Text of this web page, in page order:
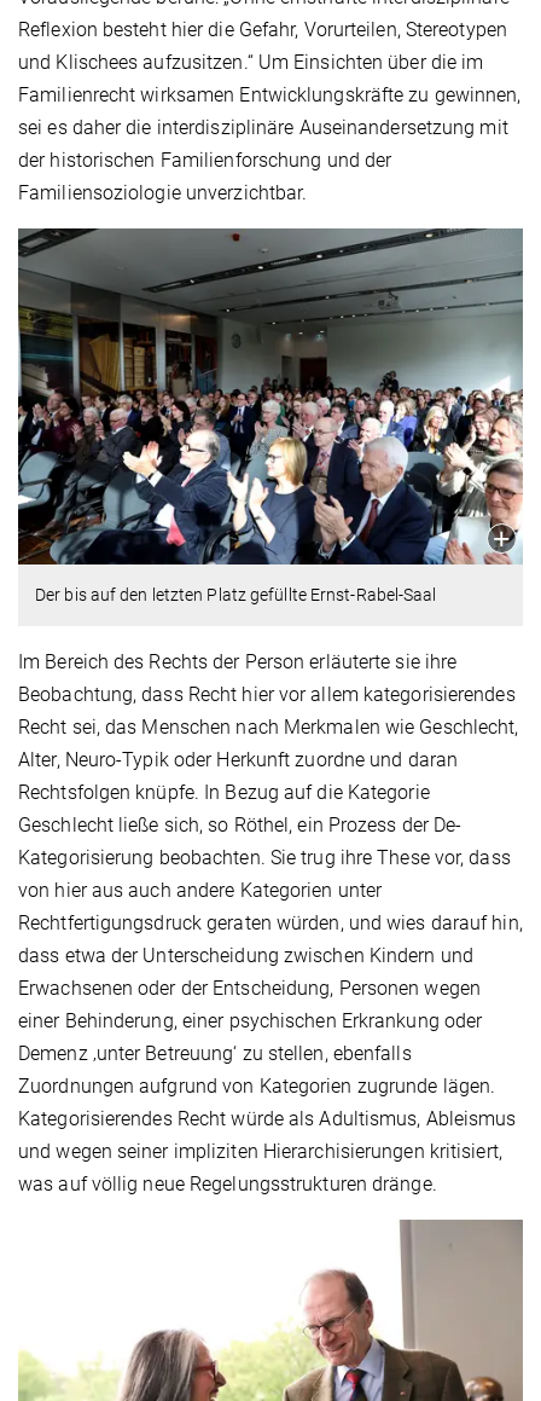
Reflexion besteht hier die Gefahr, Vorurteilen, Stereotypen
und Klischees aufzusitzen.“ Um Einsichten über die im
Familienrecht wirksamen Entwicklungskräfte zu gewinnen,
sei es daher die interdisziplinäre Auseinandersetzung mit
der historischen Familienforschung und der
Familiensoziologie unverzichtbar.
Der bis auf den letzten Platz gefüllte Ernst-Rabel-Saal
Im Bereich des Rechts der Person erläuterte sie ihre
Beobachtung, dass Recht hier vor allem kategorisierendes
Recht sei, das Menschen nach Merkmalen wie Geschlecht,
Alter, Neuro-Typik oder Herkunft zuordne und daran
Rechtsfolgen knüpfe. In Bezug auf die Kategorie
Geschlecht ließe sich, so Röthel, ein Prozess der De-
Kategorisierung beobachten. Sie trug ihre These vor, dass
von hier aus auch andere Kategorien unter
Rechtfertigungsdruck geraten würden, und wies darauf hin,
dass etwa der Unterscheidung zwischen Kindern und
Erwachsenen oder der Entscheidung, Personen wegen
einer Behinderung, einer psychischen Erkrankung oder
Demenz ‚unter Betreuung‘ zu stellen, ebenfalls
Zuordnungen aufgrund von Kategorien zugrunde lägen.
Kategorisierendes Recht würde als Adultismus, Ableismus
und wegen seiner impliziten Hierarchisierungen kritisiert,
was auf völlig neue Regelungsstrukturen dränge.